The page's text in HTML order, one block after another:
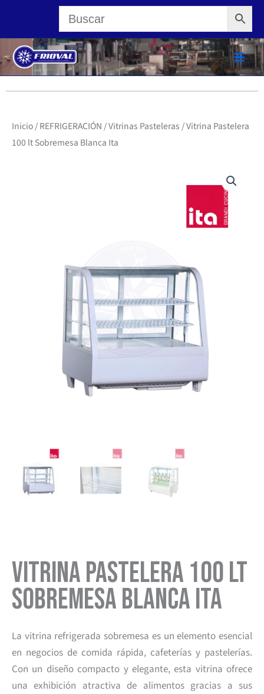
contenido
Inicio/REFRIGERACIÓN/Vitrinas Pasteleras/ Vitrina Pastelera
100 lt Sobremesa Blanca Ita
Vitrina Pastelera 100 lt
Sobremesa Blanca Ita
La vitrina refrigerada sobremesa es un elemento esencial
en negocios de comida rápida, cafeterías y pastelerías.
Con un diseño compacto y elegante, esta vitrina ofrece
una exhibición atractiva de alimentos gracias a sus